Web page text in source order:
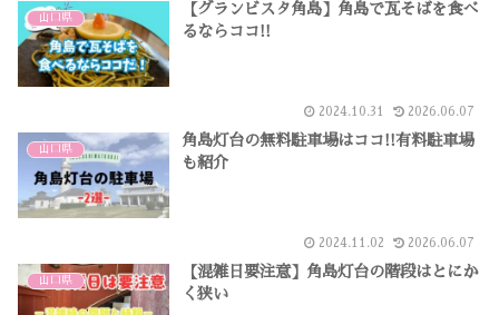
山口県
【グランビスタ角島】角島で瓦そばを食べ
るならココ!!
2024.10.31 2026.06.07
山口県
角島灯台の無料駐車場はココ!!有料駐車場
も紹介
2024.11.02 2026.06.07
山口県
【混雑日要注意】角島灯台の階段はとにか
く狭い